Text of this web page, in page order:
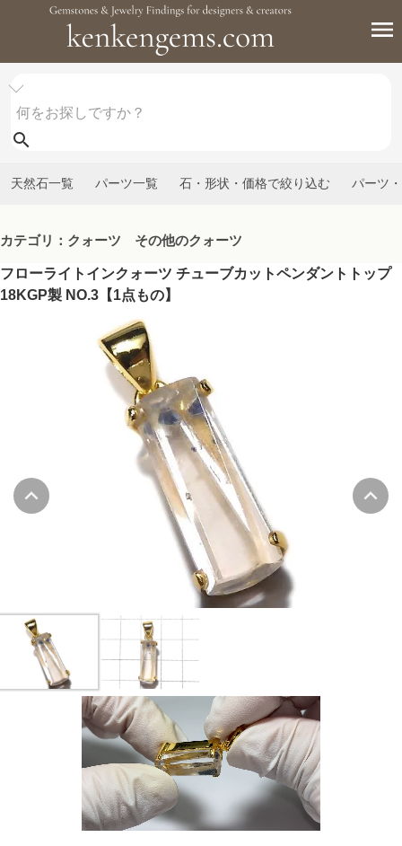
天然石一覧 パーツ一覧 石・形状・価格で絞り込む パーツ
カテゴリ：クォーツ その他のクォーツ
フローライトインクォーツ チューブカットペンダントトップ
18KGP製 NO.3【1点もの】